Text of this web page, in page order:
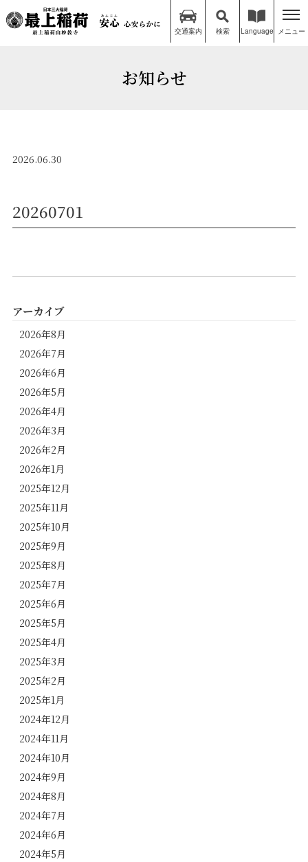
交通案内 検索 Language メニュー
お知らせ
2026.06.30
20260701
アーカイブ
2026年8月
2026年7月
2026年6月
2026年5月
2026年4月
2026年3月
2026年2月
2026年1月
2025年12月
2025年11月
2025年10月
2025年9月
2025年8月
2025年7月
2025年6月
2025年5月
2025年4月
2025年3月
2025年2月
2025年1月
2024年12月
2024年11月
2024年10月
2024年9月
2024年8月
2024年7月
2024年6月
2024年5月